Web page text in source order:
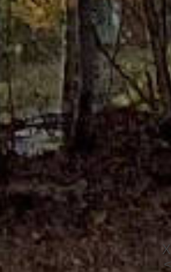
X
<